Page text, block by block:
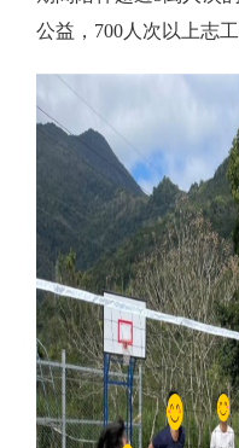
公益，700人次以上志工